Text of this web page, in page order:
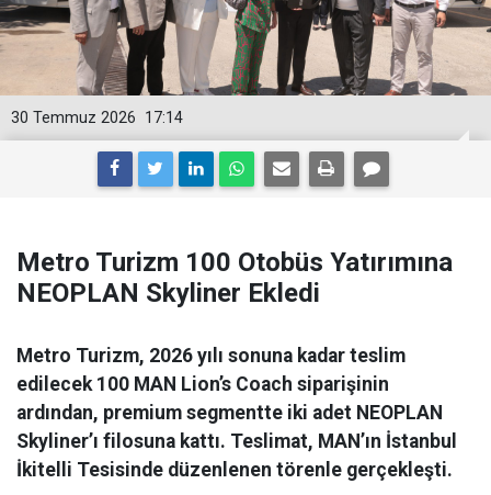
17:14
30 Temmuz 2026
Metro Turizm 100 Otobüs Yatırımına
NEOPLAN Skyliner Ekledi
Metro Turizm, 2026 yılı sonuna kadar teslim
edilecek 100 MAN Lion’s Coach siparişinin
ardından, premium segmentte iki adet NEOPLAN
Skyliner’ı filosuna kattı. Teslimat, MAN’ın İstanbul
İkitelli Tesisinde düzenlenen törenle gerçekleşti.